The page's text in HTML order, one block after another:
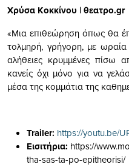
Χρύσα Κοκκίνου | θεατρο.gr
«Μια επιθεώρηση όπως θα
τολμηρή, γρήγορη, με ωραία
αλήθειες κρυμμένες πίσω
κανείς όχι μόνο για να
μέσα της κομμάτια της
Trailer: https://youtu.be/
Εισιτήρια: https://
tha-sas-ta-po-epitheorisi/